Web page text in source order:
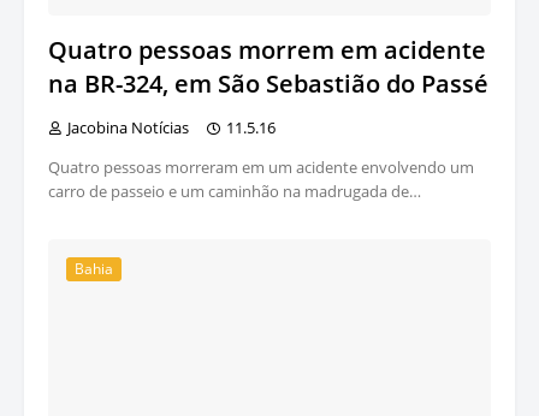
Quatro pessoas morrem em acidente
na BR-324, em São Sebastião do Passé
Jacobina Notícias
11.5.16
Quatro pessoas morreram em um acidente envolvendo um
carro de passeio e um caminhão na madrugada de…
Bahia